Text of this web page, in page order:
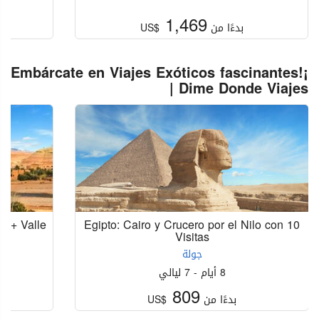
بدءًا من US$1,469
¡Embárcate en Viajes Exóticos fascinantes!
| Dime Donde Viajes
Egipto: Cairo y Crucero por el Nilo con 10
Visitas
جولة
8 أيام - 7 ليالي
بدءًا من
US$ 809
+ Valle